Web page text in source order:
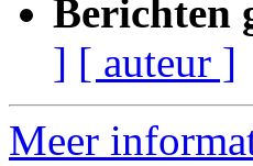
Berichten
] [ auteur ]
Meer